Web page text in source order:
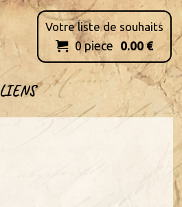
LIENS
Votre liste de souhaits
 0piece 0.00€